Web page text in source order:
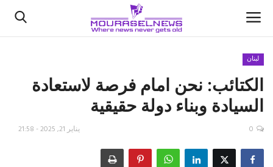
الأخبار
كتّابنا
لبنان
الكتائب: نحن امام فرصة لاستعادة
السيادة وبناء دولة حقيقية
يناير 21, 2025 - 21:58 0